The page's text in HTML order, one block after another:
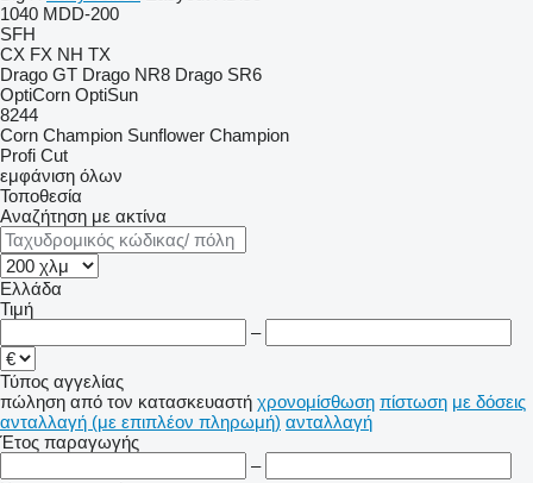
1040 MDD-200
SFH
CX FX NH TX
Drago GT Drago NR8 Drago SR6
OptiCorn OptiSun
8244
Corn Champion Sunflower Champion
Profi Cut
εμφάνιση όλων
Τοποθεσία
Αναζήτηση με ακτίνα
Ελλάδα
Τιμή
–
Τύπος αγγελίας
πώληση από τον κατασκευαστή χρονομίσθωση πίστωση με δόσεις
ανταλλαγή (με επιπλέον πληρωμή) ανταλλαγή
Έτος παραγωγής
–